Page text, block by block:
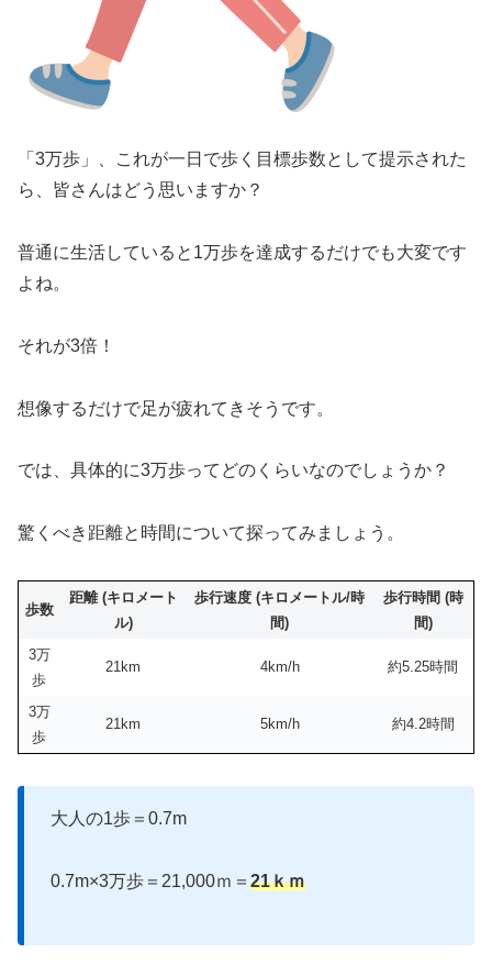
「3万歩」、これが一日で歩く目標歩数として提示された
ら、皆さんはどう思いますか？
普通に生活していると1万歩を達成するだけでも大変です
よね。
それが3倍！
想像するだけで足が疲れてきそうです。
では、具体的に3万歩ってどのくらいなのでしょうか？
驚くべき距離と時間について探ってみましょう。
歩数
距離 (キロメート
ル)
歩行速度 (キロメートル/時
間)
歩行時間 (時
間)
3万
歩
21km 4km/h 約5.25時間
3万
歩
21km 5km/h 約4.2時間
大人の1歩＝0.7m
0.7m×3万歩＝21,000ｍ＝ 21ｋｍ